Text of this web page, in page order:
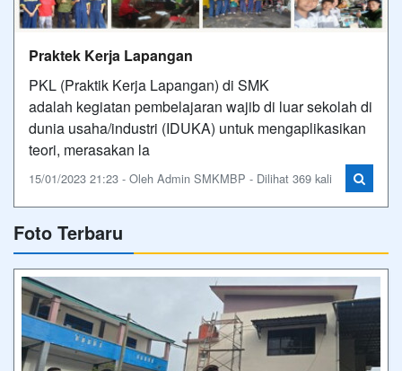
Praktek Kerja Lapangan
PKL (Praktik Kerja Lapangan) di SMK
adalah kegiatan pembelajaran wajib di luar sekolah di
dunia usaha/industri (IDUKA) untuk mengaplikasikan
teori, merasakan la
15/01/2023 21:23 - Oleh Admin SMKMBP - Dilihat 369 kali
Foto Terbaru